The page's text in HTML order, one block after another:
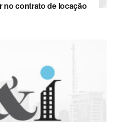
no contrato de locação